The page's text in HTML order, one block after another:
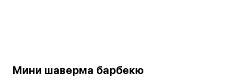
Мини шаверма барбекю